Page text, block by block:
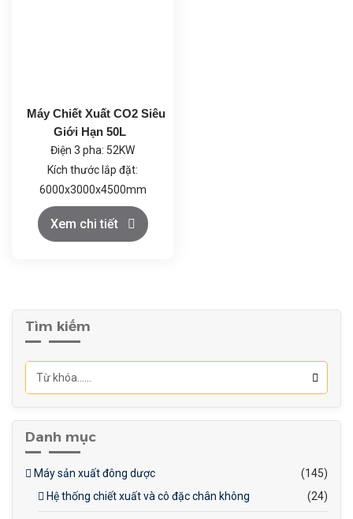
hoạt động ổn định và an
Máy Chiết Xuất CO2 Siêu
Giới Hạn 50L
Điện 3 pha: 52KW
Kích thước lắp đặt:
6000x3000x4500mm
Khí CO2: Loại thực phẩm
≥99.5%, trọng lượng bình
Xem chi tiết
Tìm kiếm
Danh mục
Máy sản xuất đông dược
(145)
Hệ thống chiết xuất và cô đặc chân không
(24)